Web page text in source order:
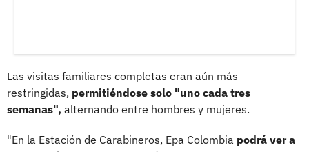
Las visitas familiares completas eran aún más
restringidas, permitiéndose solo "uno cada tres
semanas", alternando entre hombres y mujeres.
"En la Estación de Carabineros, Epa Colombia podrá ver a